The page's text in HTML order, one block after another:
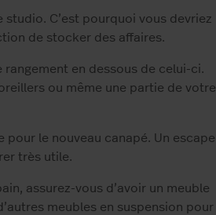
C’est pourquoi vous devriez
de stocker des affaires.
en dessous de celui-ci.
ou même une partie de votre
pour le nouveau canapé. Un escape
très utile.
assurez-vous d’avoir un meuble
meubles en suspension pour